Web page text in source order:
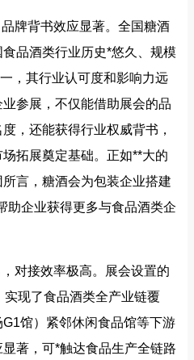
牌背书效应显著。全国糖酒
品酒类行业历史*悠久、规模
，其行业认可度和影响力远
参展，不仅能借助展会的品
，还能获得行业权威背书，
拓展奠定基础。正如**大的
言，糖酒会为包装企业搭建
助企业获得更多与食品酒类企
对接效率极高。展会设置的
现了食品酒类全产业链覆
馆）紧邻休闲食品馆等下游
著，可*触达食品生产全链路